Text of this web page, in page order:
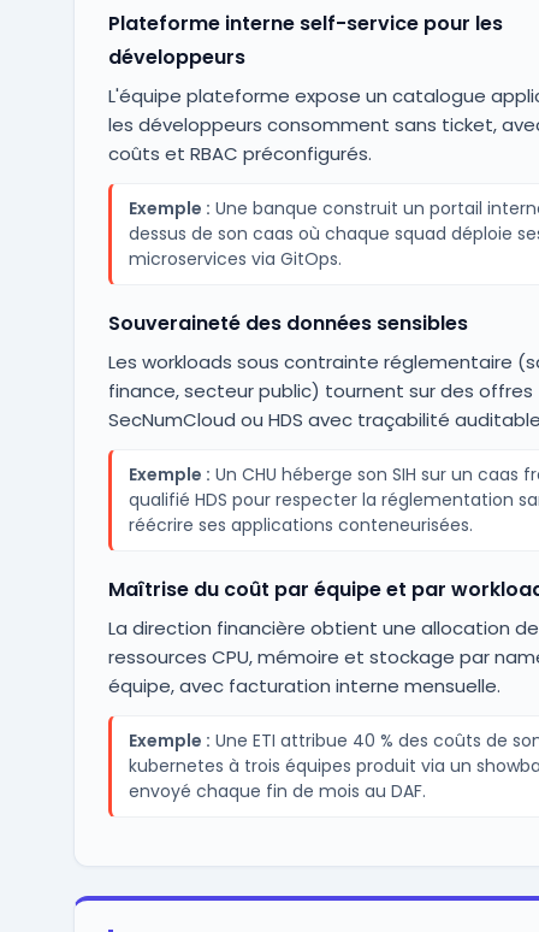
Plateforme interne self-service pour les
développeurs
L'équipe plateforme expose un catalogue
les développeurs consomment sans ticket,
coûts et RBAC préconfigurés.
Exemple : Une banque construit un portail
dessus de son caas où chaque squad déploie
microservices via GitOps.
Souveraineté des données sensibles
Les workloads sous contrainte réglementaire
finance, secteur public) tournent sur des offres
SecNumCloud ou HDS avec traçabilité
Exemple : Un CHU héberge son SIH sur un caas
qualifié HDS pour respecter la réglementation
réécrire ses applications conteneurisées.
Maîtrise du coût par équipe et par
La direction financière obtient une allocation
ressources CPU, mémoire et stockage par
équipe, avec facturation interne mensuelle.
Exemple : Une ETI attribue 40 % des coûts de
kubernetes à trois équipes produit via un
envoyé chaque fin de mois au DAF.